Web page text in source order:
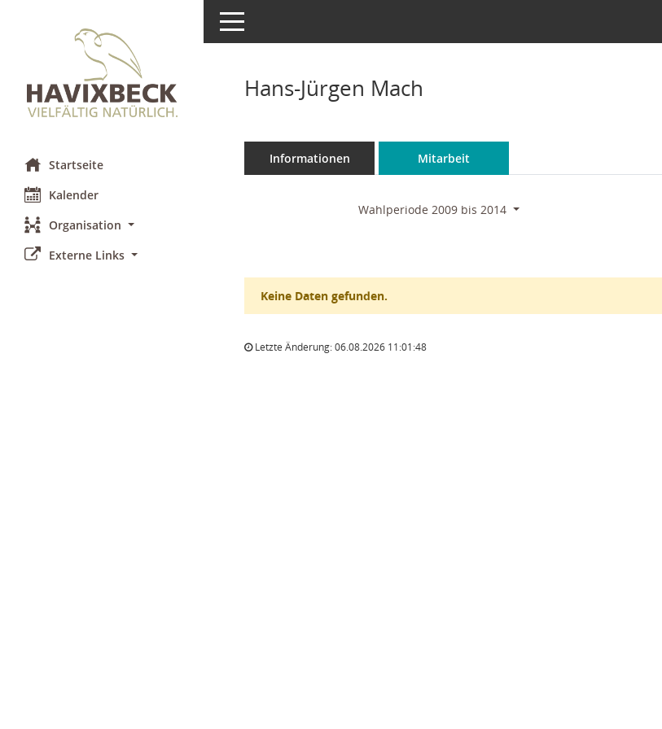
Startseite
Kalender
Organisation
Externe Links
Toggle navigation
Hans-Jürgen Mach
Informationen Mitarbeit
Wahlperiode 2009 bis 2014
Keine Daten gefunden.
Letzte Änderung: 06.08.2026 11:01:48